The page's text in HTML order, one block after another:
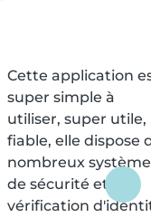
Cette application
super simple à
utiliser, super utile,
fiable, elle dispose
nombreux
de sécurité et de
vérification